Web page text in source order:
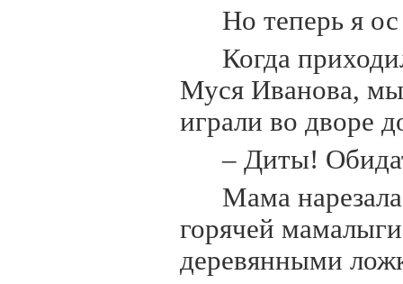
Но теперь я
Когда
Муся Иванова, мы
играли во дворе
– Диты!
Мама
горячей
деревянными